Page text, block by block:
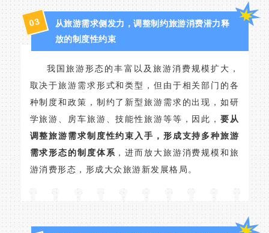
03
从旅游需求侧发力，调整制约旅游消费潜力释
放的制度性约束
我国旅游形态的丰富以及旅游消费规模扩大，
取决于旅游需求形式和类型，但由于相关部门的各
种制度和政策，制约了新型旅游需求的出现，如研
学旅游、房车旅游、技能性旅游等等，因此，要从
调整旅游需求制度性约束入手，形成支持多种旅游
需求形态的制度体系 ，进而放大旅游消费规模和旅
游消费形态，形成大众旅游新发展格局。